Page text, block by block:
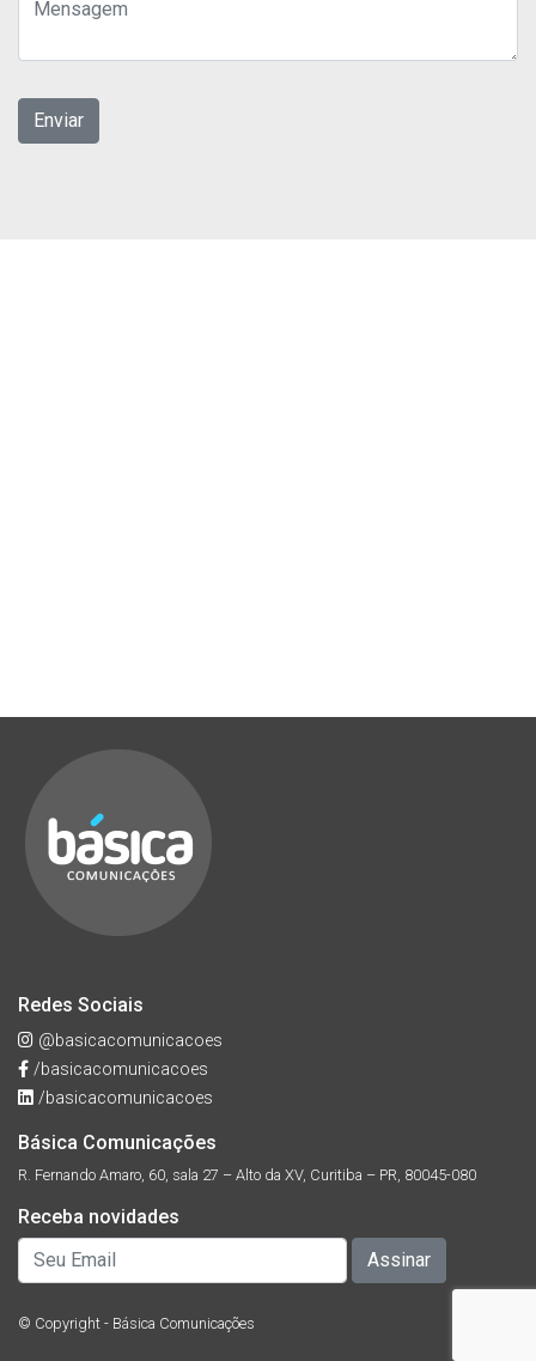
Redes Sociais
@basicacomunicacoes
/basicacomunicacoes
/basicacomunicacoes
Básica Comunicações
R. Fernando Amaro, 60, sala 27 – Alto da XV, Curitiba – PR, 80045-080
Receba novidades
© Copyright - Básica Comunicações